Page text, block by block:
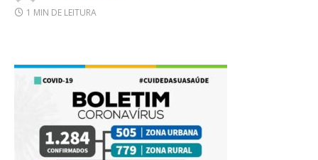
1 MIN DE LEITURA